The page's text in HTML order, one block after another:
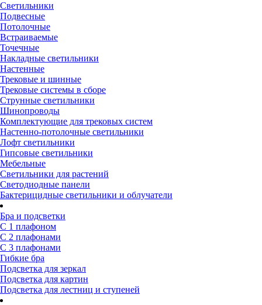
Светильники
Подвесные
Потолочные
Встраиваемые
Точечные
Накладные светильники
Настенные
Трековые и шинные
Трековые системы в сборе
Струнные светильники
Шинопроводы
Комплектующие для трековых систем
Настенно-потолочные светильники
Лофт светильники
Гипсовые светильники
Мебельные
Светильники для растений
Светодиодные панели
Бактерицидные светильники и облучатели
Бра и подсветки
С 1 плафоном
С 2 плафонами
С 3 плафонами
Гибкие бра
Подсветка для зеркал
Подсветка для картин
Подсветка для лестниц и ступеней